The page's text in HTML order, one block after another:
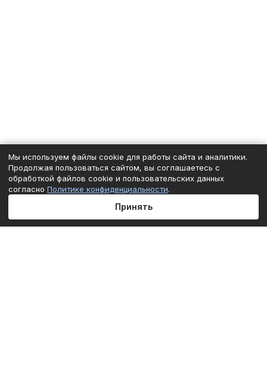
Сравнение
Мы используем файлы cookie для работы сайта и аналитики.
Продолжая пользоваться сайтом, вы соглашаетесь с
обработкой файлов cookie и пользовательских данных
согласно Политике конфиденциальности.
Принять